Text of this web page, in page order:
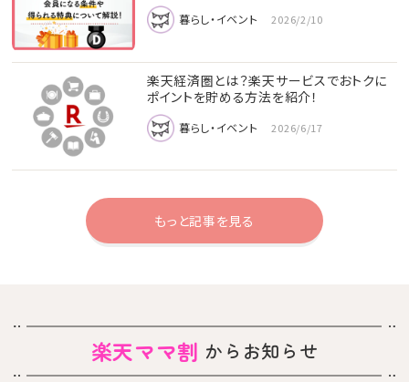
暮らし・イベント 2026/2/10
楽天経済圏とは？楽天サービスでおトクに
ポイントを貯める方法を紹介！
暮らし・イベント 2026/6/17
もっと記事を見る
楽天ママ割 からお知らせ